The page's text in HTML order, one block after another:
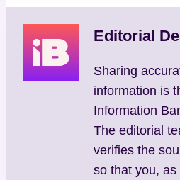
Editorial
Sharing
information is
Information
The editorial
verifies the
so that you,